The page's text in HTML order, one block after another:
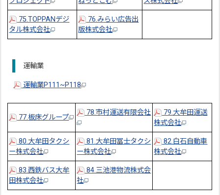
75.TOPPANデジ
タル株式会社
76.みらい広告出
版株式会社
運輸業
運輸業P111~P118
77.板床グループ
78.市村運送有限会社
79.大牟田運送
株式会社
80.大牟田タクシ
ー株式会社
81.大牟田冨士タクシ
ー株式会社
82.白石自動車
株式会社
83.西鉄バス大牟
田株式会社
84.三池港物流株式会
社